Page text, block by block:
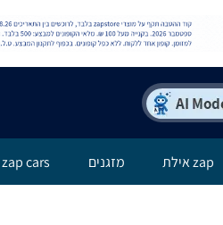
zap אילת מזגנים zap cars